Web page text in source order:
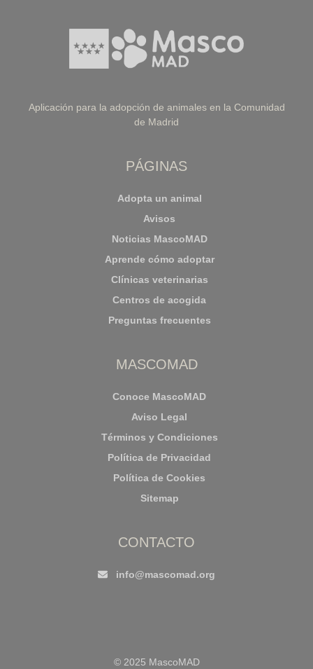
Aplicación para la adopción de animales en la Comunidad
de Madrid
PÁGINAS
Adopta un animal
Avisos
Noticias MascoMAD
Aprende cómo adoptar
Clínicas veterinarias
Centros de acogida
Preguntas frecuentes
MASCOMAD
Conoce MascoMAD
Aviso Legal
Términos y Condiciones
Política de Privacidad
Política de Cookies
Sitemap
CONTACTO
info@mascomad.org
© 2025 MascoMAD